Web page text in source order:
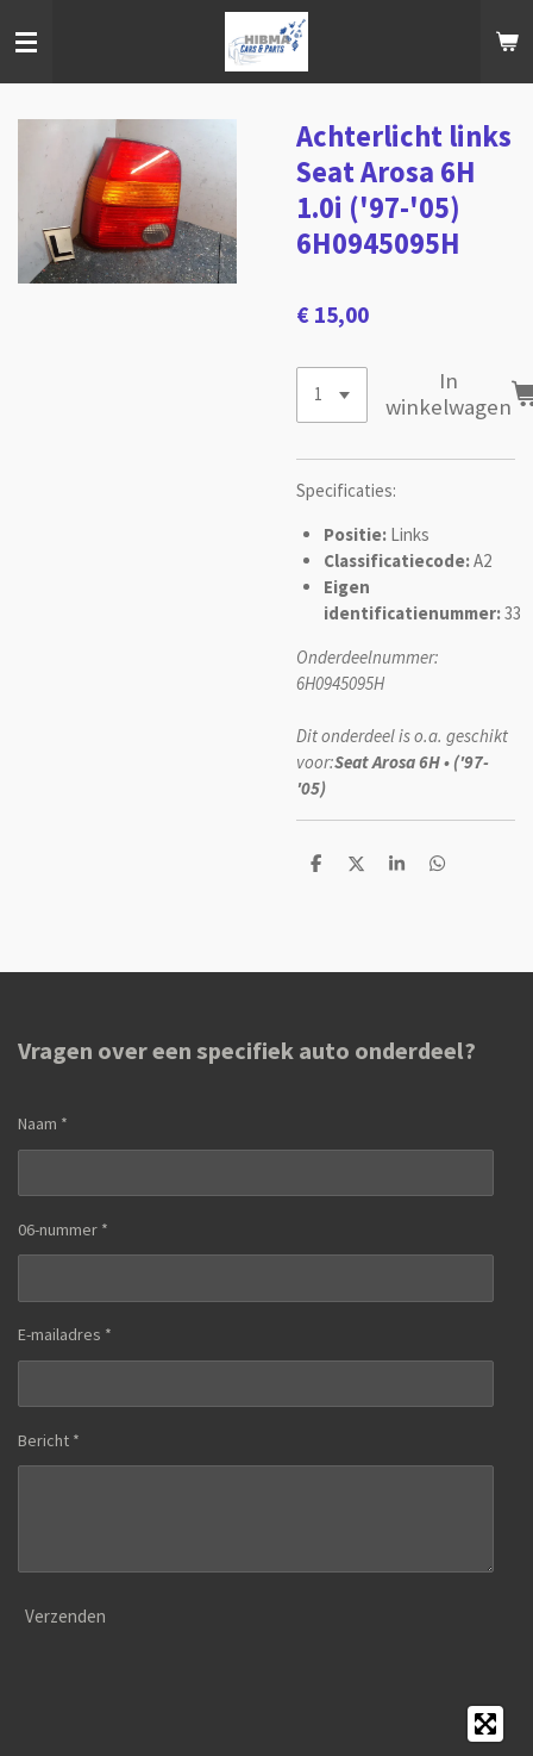
direct
Achterlicht links
Seat Arosa 6H
1.0i ('97-'05)
6H0945095H
€ 15,00
In
winkelwagen
Specificaties:
Positie: Links
Classificatiecode:A2
Eigen
identificatienummer:33
Onderdeelnummer:
6H0945095H
Dit onderdeel is o.a. geschikt
voor:Seat Arosa 6H • ('97-
'05)
D
D
S
D
Vragen over een specifiek auto onderdeel?
Naam *
06-nummer *
E-mailadres *
Bericht *
Verzenden